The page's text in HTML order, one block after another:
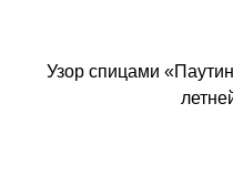
Узор спицами